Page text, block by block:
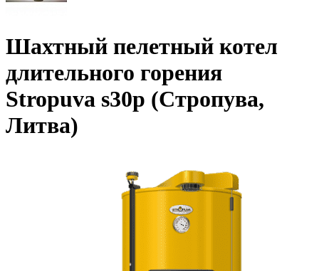
Шахтный пелетный котел
длительного горения
Stropuva s30p (Стропува,
Литва)